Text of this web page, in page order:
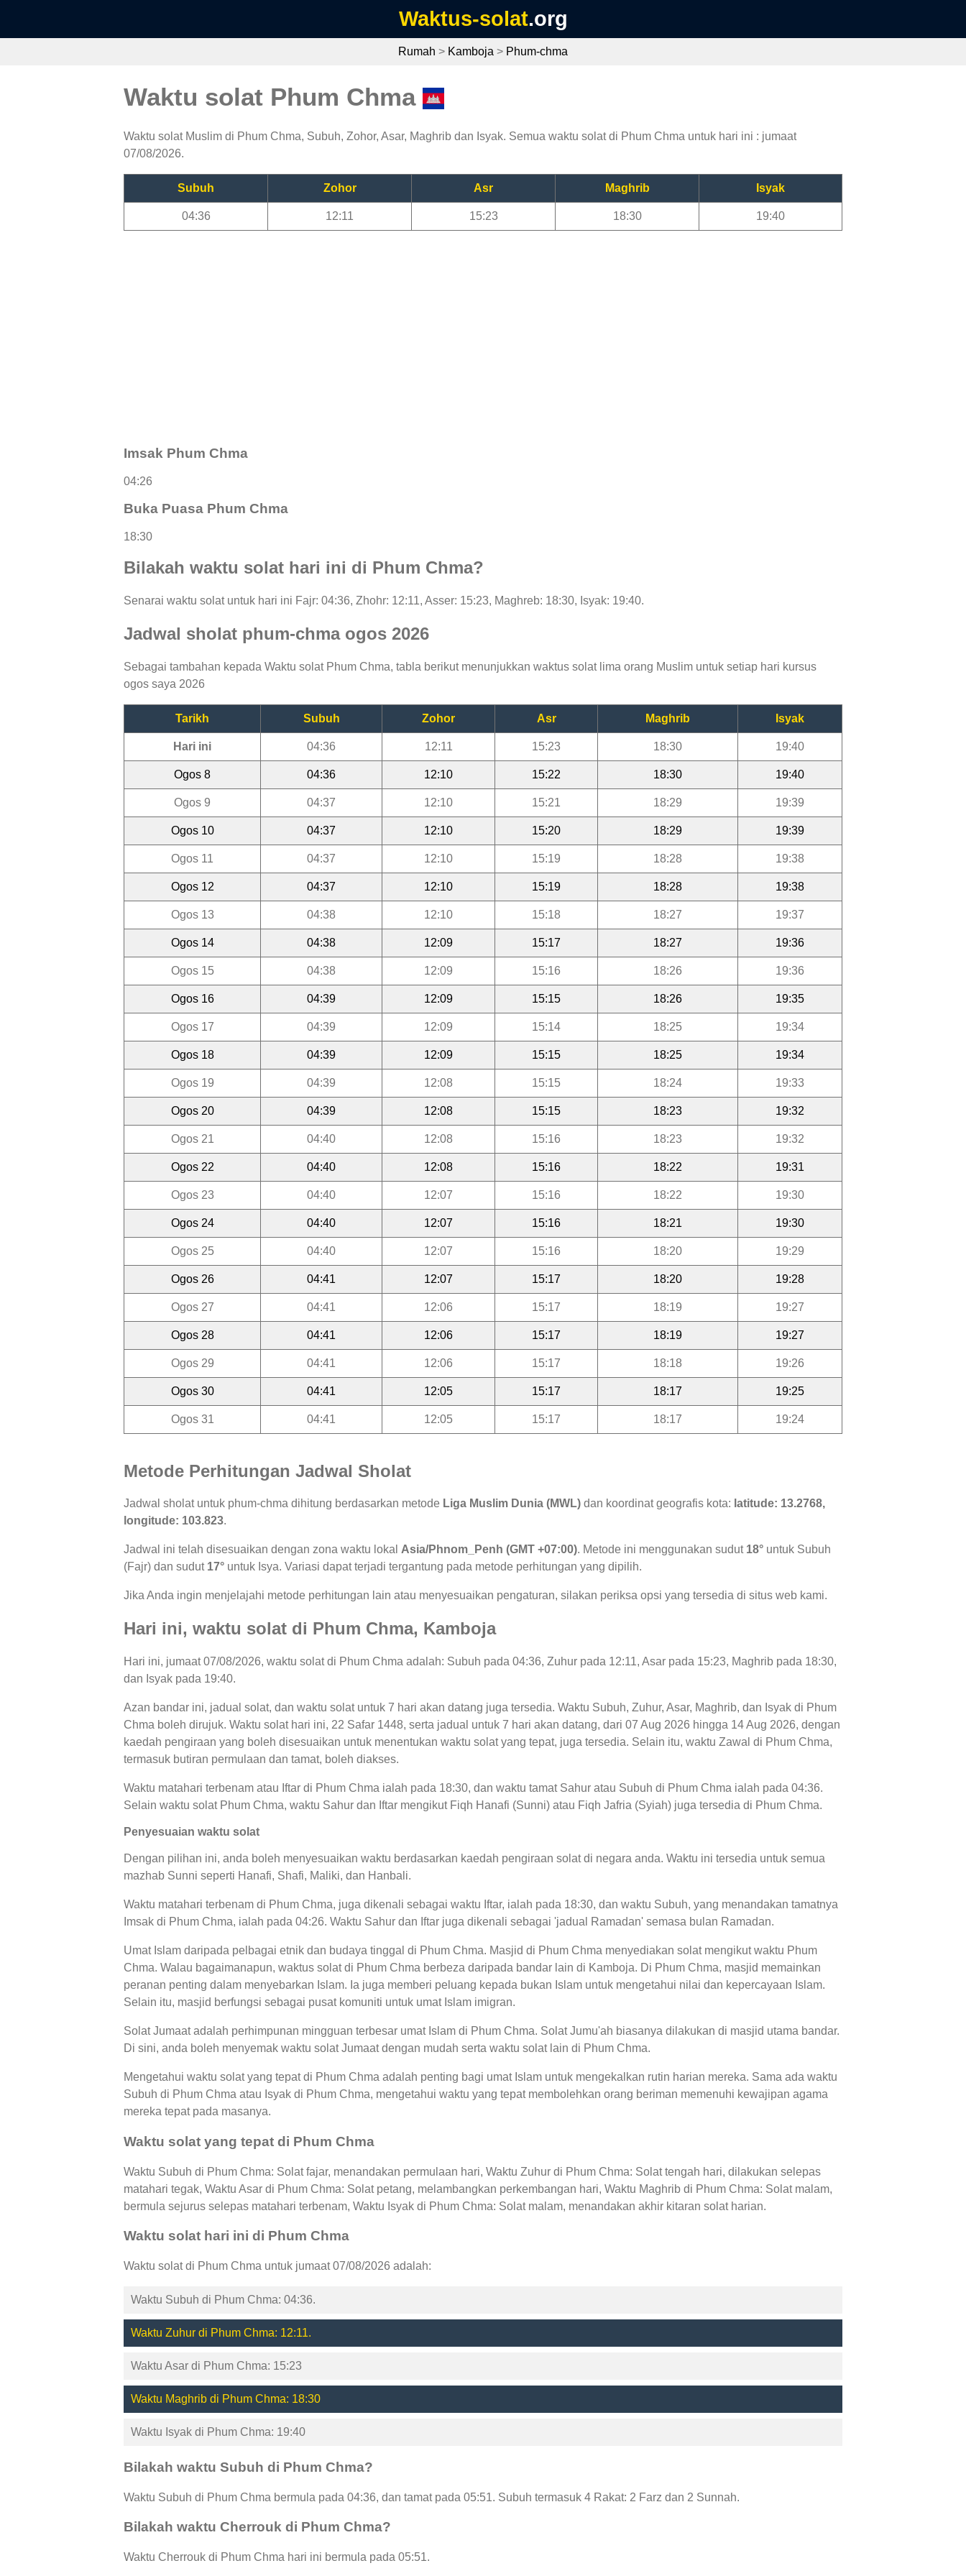
Waktus-solat.org
Rumah > Kamboja > Phum-chma
Waktu solat Phum Chma
Waktu solat Muslim di Phum Chma, Subuh, Zohor, Asar, Maghrib dan Isyak. Semua waktu solat di Phum Chma untuk hari ini : jumaat
07/08/2026.
Subuh Zohor Asr Maghrib Isyak
04:36 12:11 15:23 18:30 19:40
Imsak Phum Chma
04:26
Buka Puasa Phum Chma
18:30
Bilakah waktu solat hari ini di Phum Chma?
Senarai waktu solat untuk hari ini Fajr: 04:36, Zhohr: 12:11, Asser: 15:23, Maghreb: 18:30, Isyak: 19:40.
Jadwal sholat phum-chma ogos 2026
Sebagai tambahan kepada Waktu solat Phum Chma, tabla berikut menunjukkan waktus solat lima orang Muslim untuk setiap hari kursus
ogos saya 2026
Tarikh Subuh Zohor Asr Maghrib Isyak
Hari ini 04:36 12:11 15:23 18:30 19:40
Ogos 8 04:36 12:10 15:22 18:30 19:40
Ogos 9 04:37 12:10 15:21 18:29 19:39
Ogos 10 04:37 12:10 15:20 18:29 19:39
Ogos 11 04:37 12:10 15:19 18:28 19:38
Ogos 12 04:37 12:10 15:19 18:28 19:38
Ogos 13 04:38 12:10 15:18 18:27 19:37
Ogos 14 04:38 12:09 15:17 18:27 19:36
Ogos 15 04:38 12:09 15:16 18:26 19:36
Ogos 16 04:39 12:09 15:15 18:26 19:35
Ogos 17 04:39 12:09 15:14 18:25 19:34
Ogos 18 04:39 12:09 15:15 18:25 19:34
Ogos 19 04:39 12:08 15:15 18:24 19:33
Ogos 20 04:39 12:08 15:15 18:23 19:32
Ogos 21 04:40 12:08 15:16 18:23 19:32
Ogos 22 04:40 12:08 15:16 18:22 19:31
Ogos 23 04:40 12:07 15:16 18:22 19:30
Ogos 24 04:40 12:07 15:16 18:21 19:30
Ogos 25 04:40 12:07 15:16 18:20 19:29
Ogos 26 04:41 12:07 15:17 18:20 19:28
Ogos 27 04:41 12:06 15:17 18:19 19:27
Ogos 28 04:41 12:06 15:17 18:19 19:27
Ogos 29 04:41 12:06 15:17 18:18 19:26
Ogos 30 04:41 12:05 15:17 18:17 19:25
Ogos 31 04:41 12:05 15:17 18:17 19:24
Metode Perhitungan Jadwal Sholat
Jadwal sholat untuk phum-chma dihitung berdasarkan metode Liga Muslim Dunia (MWL) dan koordinat geografis kota: latitude: 13.2768,
longitude: 103.823.
Jadwal ini telah disesuaikan dengan zona waktu lokal Asia/Phnom_Penh (GMT +07:00). Metode ini menggunakan sudut 18° untuk Subuh
(Fajr) dan sudut 17° untuk Isya. Variasi dapat terjadi tergantung pada metode perhitungan yang dipilih.
Jika Anda ingin menjelajahi metode perhitungan lain atau menyesuaikan pengaturan, silakan periksa opsi yang tersedia di situs web kami.
Hari ini, waktu solat di Phum Chma, Kamboja
Hari ini, jumaat 07/08/2026, waktu solat di Phum Chma adalah: Subuh pada 04:36, Zuhur pada 12:11, Asar pada 15:23, Maghrib pada 18:30,
dan Isyak pada 19:40.
Azan bandar ini, jadual solat, dan waktu solat untuk 7 hari akan datang juga tersedia. Waktu Subuh, Zuhur, Asar, Maghrib, dan Isyak di Phum
Chma boleh dirujuk. Waktu solat hari ini, 22 Safar 1448, serta jadual untuk 7 hari akan datang, dari 07 Aug 2026 hingga 14 Aug 2026, dengan
kaedah pengiraan yang boleh disesuaikan untuk menentukan waktu solat yang tepat, juga tersedia. Selain itu, waktu Zawal di Phum Chma,
termasuk butiran permulaan dan tamat, boleh diakses.
Waktu matahari terbenam atau Iftar di Phum Chma ialah pada 18:30, dan waktu tamat Sahur atau Subuh di Phum Chma ialah pada 04:36.
Selain waktu solat Phum Chma, waktu Sahur dan Iftar mengikut Fiqh Hanafi (Sunni) atau Fiqh Jafria (Syiah) juga tersedia di Phum Chma.
Penyesuaian waktu solat
Dengan pilihan ini, anda boleh menyesuaikan waktu berdasarkan kaedah pengiraan solat di negara anda. Waktu ini tersedia untuk semua
mazhab Sunni seperti Hanafi, Shafi, Maliki, dan Hanbali.
Waktu matahari terbenam di Phum Chma, juga dikenali sebagai waktu Iftar, ialah pada 18:30, dan waktu Subuh, yang menandakan tamatnya
Imsak di Phum Chma, ialah pada 04:26. Waktu Sahur dan Iftar juga dikenali sebagai 'jadual Ramadan' semasa bulan Ramadan.
Umat Islam daripada pelbagai etnik dan budaya tinggal di Phum Chma. Masjid di Phum Chma menyediakan solat mengikut waktu Phum
Chma. Walau bagaimanapun, waktus solat di Phum Chma berbeza daripada bandar lain di Kamboja. Di Phum Chma, masjid memainkan
peranan penting dalam menyebarkan Islam. Ia juga memberi peluang kepada bukan Islam untuk mengetahui nilai dan kepercayaan Islam.
Selain itu, masjid berfungsi sebagai pusat komuniti untuk umat Islam imigran.
Solat Jumaat adalah perhimpunan mingguan terbesar umat Islam di Phum Chma. Solat Jumu'ah biasanya dilakukan di masjid utama bandar.
Di sini, anda boleh menyemak waktu solat Jumaat dengan mudah serta waktu solat lain di Phum Chma.
Mengetahui waktu solat yang tepat di Phum Chma adalah penting bagi umat Islam untuk mengekalkan rutin harian mereka. Sama ada waktu
Subuh di Phum Chma atau Isyak di Phum Chma, mengetahui waktu yang tepat membolehkan orang beriman memenuhi kewajipan agama
mereka tepat pada masanya.
Waktu solat yang tepat di Phum Chma
Waktu Subuh di Phum Chma: Solat fajar, menandakan permulaan hari, Waktu Zuhur di Phum Chma: Solat tengah hari, dilakukan selepas
matahari tegak, Waktu Asar di Phum Chma: Solat petang, melambangkan perkembangan hari, Waktu Maghrib di Phum Chma: Solat malam,
bermula sejurus selepas matahari terbenam, Waktu Isyak di Phum Chma: Solat malam, menandakan akhir kitaran solat harian.
Waktu solat hari ini di Phum Chma
Waktu solat di Phum Chma untuk jumaat 07/08/2026 adalah:
Waktu Subuh di Phum Chma: 04:36.
Waktu Zuhur di Phum Chma: 12:11.
Waktu Asar di Phum Chma: 15:23
Waktu Maghrib di Phum Chma: 18:30
Waktu Isyak di Phum Chma: 19:40
Bilakah waktu Subuh di Phum Chma?
Waktu Subuh di Phum Chma bermula pada 04:36, dan tamat pada 05:51. Subuh termasuk 4 Rakat: 2 Farz dan 2 Sunnah.
Bilakah waktu Cherrouk di Phum Chma?
Waktu Cherrouk di Phum Chma hari ini bermula pada 05:51.